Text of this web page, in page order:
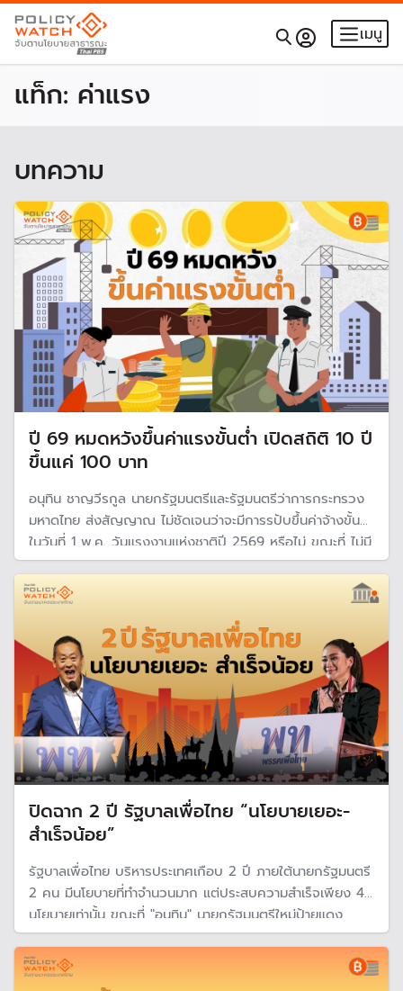
เมนู
แท็ก: ค่าแรง
บทความ
ปี 69 หมดหวังขึ้นค่าแรงขั้นต่ำ เปิดสถิติ 10 ปี
ขึ้นแค่ 100 บาท
อนุทิน ชาญวีรกูล นายกรัฐมนตรีและรัฐมนตรีว่าการกระทรวง
มหาดไทย ส่งสัญญาณ ไม่ชัดเจนว่าจะมีการรปับขึ้นค่าจ้างขั้นต่ำ
ในวันที่ 1 พ.ค. วันแรงงานแห่งชาติปี 2569 หรือไม่ ขณะที่ ไม่มี
นโยบายปรับขึ้นค่าแรงขั้นต่ำในรัฐบาลชุดนี้
ปิดฉาก 2 ปี รัฐบาลเพื่อไทย “นโยบายเยอะ-
สำเร็จน้อย”
รัฐบาลเพื่อไทย บริหารประเทศเกือบ 2 ปี ภายใต้นายกรัฐมนตรี
2 คน มีนโยบายที่ทำจำนวนมาก แต่ประสบความสำเร็จเพียง 4
นโยบายเท่านั้น ขณะที่ "อนุทิน" นายกรัฐมนตรีใหม่ป้ายแดง
ประกาศแก้ปัญหาเร่งด่วน 4 ด้าน ทั้งเศรษฐกิจ ชายแดน
กัมพูชา ภัยพิบัติ และอาชญากรรม